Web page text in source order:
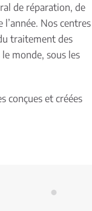
de réparation, de
Nos centres
traitement des
monde, sous les
conçues et créées